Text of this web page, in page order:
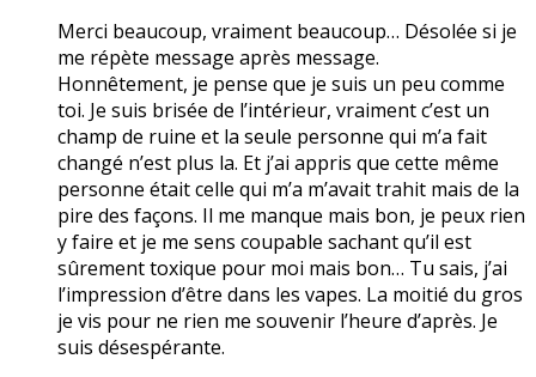
Merci beaucoup, vraiment beaucoup… Désolée si je
me répète message après message.
Honnêtement, je pense que je suis un peu comme
toi. Je suis brisée de l’intérieur, vraiment c’est un
champ de ruine et la seule personne qui m’a fait
changé n’est plus la. Et j’ai appris que cette même
personne était celle qui m’a m’avait trahit mais de la
pire des façons. Il me manque mais bon, je peux rien
y faire et je me sens coupable sachant qu’il est
sûrement toxique pour moi mais bon… Tu sais, j’ai
l’impression d’être dans les vapes. La moitié du gros
je vis pour ne rien me souvenir l’heure d’après. Je
suis désespérante.